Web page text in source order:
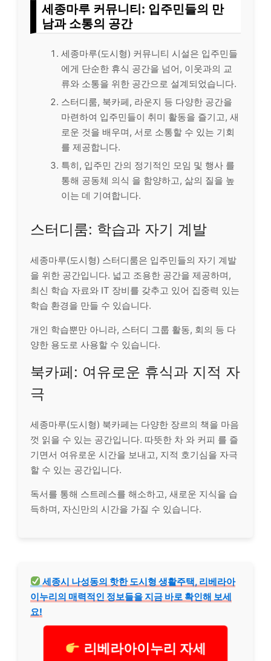
세종마루 커뮤니티: 입주민들의 만
남과 소통의 공간
세종마루(도시형) 커뮤니티 시설은 입주민들
에게 단순한 휴식 공간을 넘어, 이웃과의 교
류와 소통을 위한 공간으로 설계되었습니다.
스터디룸, 북카페, 라운지 등 다양한 공간을
마련하여 입주민들이 취미 활동을 즐기고, 새
로운 것을 배우며, 서로 소통할 수 있는 기회
를 제공합니다.
특히, 입주민 간의 정기적인 모임 및 행사 를
통해 공동체 의식 을 함양하고, 삶의 질을 높
이는 데 기여합니다.
스터디룸: 학습과 자기 계발
세종마루(도시형) 스터디룸은 입주민들의 자기 계발
을 위한 공간입니다. 넓고 조용한 공간을 제공하며,
최신 학습 자료와 IT 장비를 갖추고 있어 집중력 있는
학습 환경을 만들 수 있습니다.
개인 학습뿐만 아니라, 스터디 그룹 활동, 회의 등 다
양한 용도로 사용할 수 있습니다.
북카페: 여유로운 휴식과 지적 자
극
세종마루(도시형) 북카페는 다양한 장르의 책을 마음
껏 읽을 수 있는 공간입니다. 따뜻한 차 와 커피 를 즐
기면서 여유로운 시간을 보내고, 지적 호기심을 자극
할 수 있는 공간입니다.
독서를 통해 스트레스를 해소하고, 새로운 지식을 습
득하며, 자신만의 시간을 가질 수 있습니다.
세종시 나성동의 핫한 도시형 생활주택, 리베라아
이누리의 매력적인 정보들을 지금 바로 확인해 보세
요!
리베라아이누리 자세